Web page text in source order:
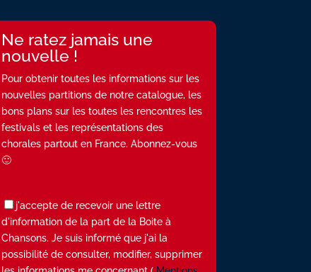
Ne ratez jamais une
nouvelle !
Pour obtenir toutes les informations sur les
nouvelles partitions de notre catalogue, les
bons plans sur les toutes les rencontres les
festivals et les représentations des
chorales partout en France. Abonnez-vous
🙂
j'accepte de recevoir une lettre
d'information de la part de la Boite à
Chansons. Je suis informé que j'ai la
possibilité de consulter, modifier, supprimer